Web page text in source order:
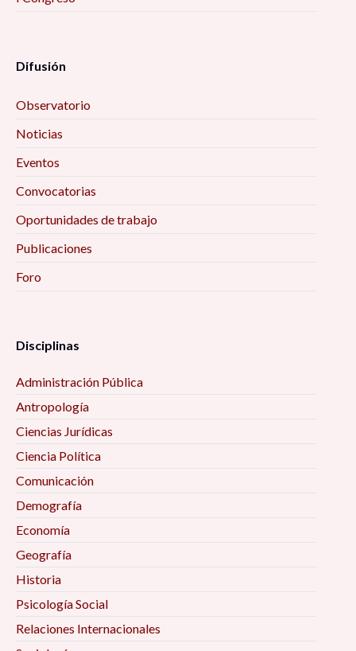
Difusión
Observatorio
Noticias
Eventos
Convocatorias
Oportunidades de trabajo
Publicaciones
Foro
Disciplinas
Administración Pública
Antropología
Ciencias Jurídicas
Ciencia Política
Comunicación
Demografía
Economía
Geografía
Historia
Psicología Social
Relaciones Internacionales